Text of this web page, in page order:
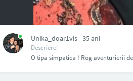
Unika_doar1vis - 35 ani
Descriere:
O tipa simpatica ! Rog aventurierii